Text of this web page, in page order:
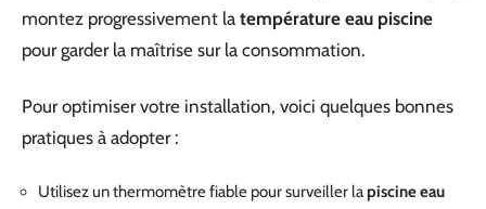
montez progressivement la température eau piscine
pour garder la maîtrise sur la consommation.
Pour optimiser votre installation, voici quelques bonnes
pratiques à adopter :
Utilisez un thermomètre fiable pour surveiller lapiscine eau